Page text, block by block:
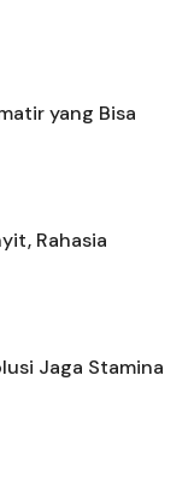
yang Bisa
Rahasia
Jaga Stamina